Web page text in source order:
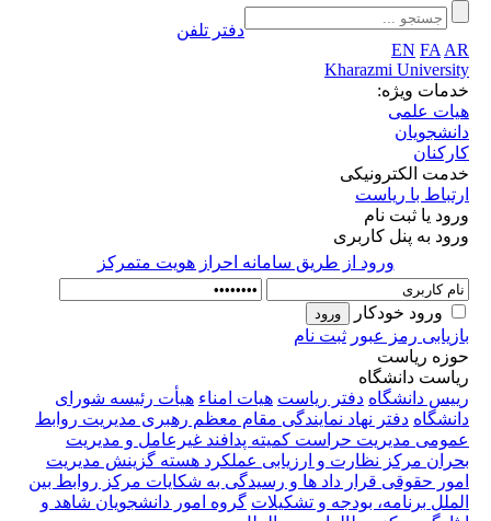
دفتر تلفن
EN FA AR
Kharazmi University
خدمات ویژه:
هیات علمی
دانشجویان
کارکنان
خدمت الکترونیکی
ارتباط با ریاست
ورود یا ثبت نام
ورود به پنل کاربری
ورود از طريق سامانه احراز هويت متمركز
ورود خودکار
بازیابی رمز عبور ثبت نام
حوزه ریاست
ریاست دانشگاه
رییس دانشگاه دفتر ریاست هیات امناء هیأت رئیسه شورای
دانشگاه دفتر نهاد نمایندگی مقام معظم رهبری مدیریت روابط
عمومی مدیریت حراست کمیته پدافند غیرعامل و مدیریت
بحران مرکز نظارت و ارزیابی عملکرد هسته گزینش مدیریت
امور حقوقی قرار داد ها و رسیدگی به شکایات مرکز روابط بین
الملل برنامه، بودجه و تشکیلات گروه امور دانشجویان شاهد و